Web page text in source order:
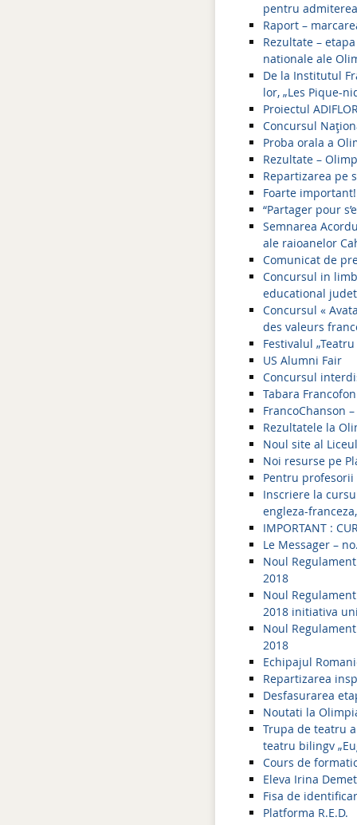
pentru
Raport –
Rezultate –
nationale ale
De la Institutul
lor, „Les Pique-
Proiectul
Concursul
Proba orala a
Rezultate –
Repartizarea pe
Foarte
“Partager pour
Semnarea
ale raioanelor
Comunicat de
Concursul in
educational
Concursul «
des valeurs
Festivalul
US Alumni Fair
Concursul
Tabara
FrancoChanson
Rezultatele la
Noul site al
Noi resurse pe
Pentru profesorii
Inscriere la
engleza-
IMPORTANT :
Le Messager –
Noul
2018
Noul
2018 initiativa
Noul
2018
Echipajul
Repartizarea
Desfasurarea
Noutati la
Trupa de teatru
teatru bilingv
Cours de
Eleva Irina
Fisa de
Platforma R.E.D.